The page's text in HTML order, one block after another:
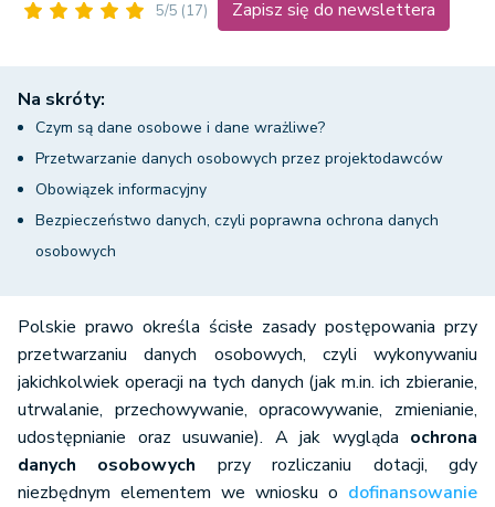
5/5 (17) Zapisz się do newslettera
Na skróty:
Czym są dane osobowe i dane wrażliwe?
Przetwarzanie danych osobowych przez projektodawców
Obowiązek informacyjny
Bezpieczeństwo danych, czyli poprawna ochrona danych
osobowych
Polskie prawo określa ścisłe zasady postępowania przy
przetwarzaniu danych osobowych, czyli wykonywaniu
jakichkolwiek operacji na tych danych (jak m.in. ich zbieranie,
utrwalanie, przechowywanie, opracowywanie, zmienianie,
udostępnianie oraz usuwanie). A jak wygląda ochrona
danych osobowych przy rozliczaniu dotacji, gdy
niezbędnym elementem we wniosku o dofinansowanie